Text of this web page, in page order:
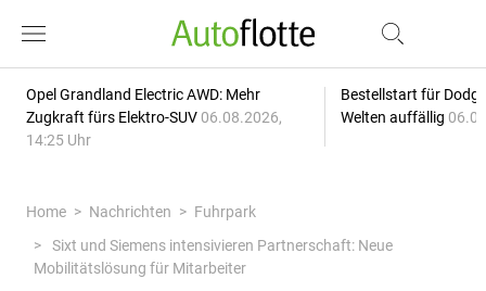
Opel Grandland Electric AWD: Mehr
Zugkraft fürs Elektro-SUV 06.08.2026,
14:25 Uhr
Bestellstart für
Welten auffällig
Home Nachrichten
Fuhrpark
Sixt und Siemens intensivieren Partnerschaft: Neue
Mobilitätslösung für Mitarbeiter